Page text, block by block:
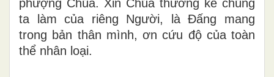
thức rằng: Đức Kitô Con Một Chúa giáng
sinh đã khởi sự và hoàn thành việc thờ
phượng Chúa. Xin Chúa thương kể chúng
ta làm của riêng Người, là Đấng mang